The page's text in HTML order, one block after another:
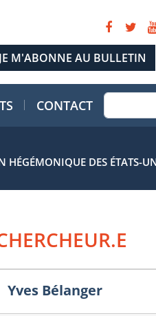
CONTACT
HÉGÉMONIQUE DES ÉTATS-
Yves Bélanger